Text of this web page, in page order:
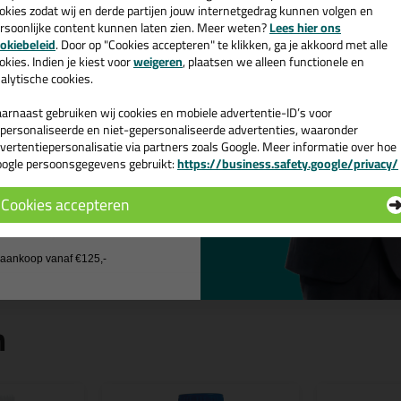
S117 310ml in
je Ottoseal S117 310ml in een specifieke kleur? Gevonden! Deze
voor verschillende toepassingen. Een professioneel en
S117 310ml in de kleur Sanitairgrijs C18 vandaag nog! Op
je meer weten over de toepassing en kenmerken van dit product?Lees
& tricks voor Ottoseal S117 310ml
volgende blogs wordt dit product gebruikt:
Zuurvrije siliconenkit, wat is dat?
zodat wij en derde partijen jouw internetgedrag kunnen volgen en
content kunnen laten zien. Meer weten?Lees hier ons
. Door op "Cookies accepteren" te klikken, ga je akkoord met alle
Indien je kiest voorweigeren, plaatsen we alleen functionele en
cookies.
gebruiken wij cookies en mobiele advertentie-ID’s voor
en niet-gepersonaliseerde advertenties, waaronder
via partners zoals Google. Meer informatie over hoe
persoonsgegevens gebruikt:https://business.safety.google/privacy/
Cookies accepteren
en ontvang een
€35,-bij je eerste bestelling!
de actiecode ›
geen cadeau
vanaf €125,-